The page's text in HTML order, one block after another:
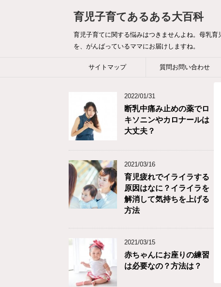
育児子育てあるある大百科
育児子育てに関する悩みはつきませんよね。母乳
を、がんばっているママにお届けしますね。
サイトマップ 質問お問い合わせ
2022/01/31
断乳中痛み止めの薬でロ
キソニンやカロナールは
大丈夫？
2021/03/16
育児疲れでイライラする
原因はなに？イライラを
解消して気持ちを上げる
方法
2021/03/15
赤ちゃんにお座りの練習
は必要なの？方法は？